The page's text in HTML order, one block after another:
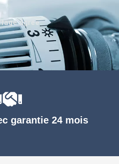
garantie 24 mois
agréé